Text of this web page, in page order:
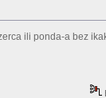
ili ponda-a bez